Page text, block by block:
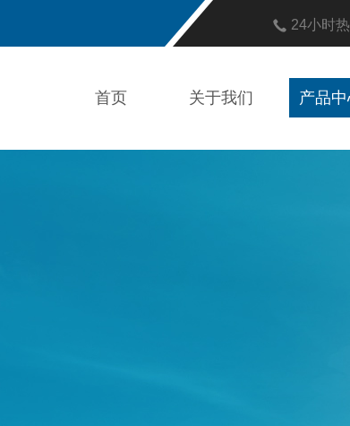
24小时
首页 关于我们 产品